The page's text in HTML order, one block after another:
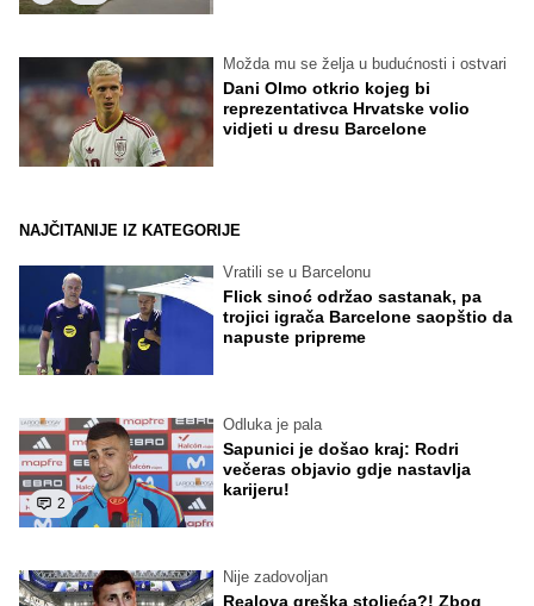
Možda mu se želja u budućnosti i ostvari
Dani Olmo otkrio kojeg bi
reprezentativca Hrvatske volio
vidjeti u dresu Barcelone
NAJČITANIJE IZ KATEGORIJE
Vratili se u Barcelonu
Flick sinoć održao sastanak, pa
trojici igrača Barcelone saopštio da
napuste pripreme
2
Odluka je pala
Sapunici je došao kraj: Rodri
večeras objavio gdje nastavlja
karijeru!
Nije zadovoljan
Realova greška stoljeća?! Zbog